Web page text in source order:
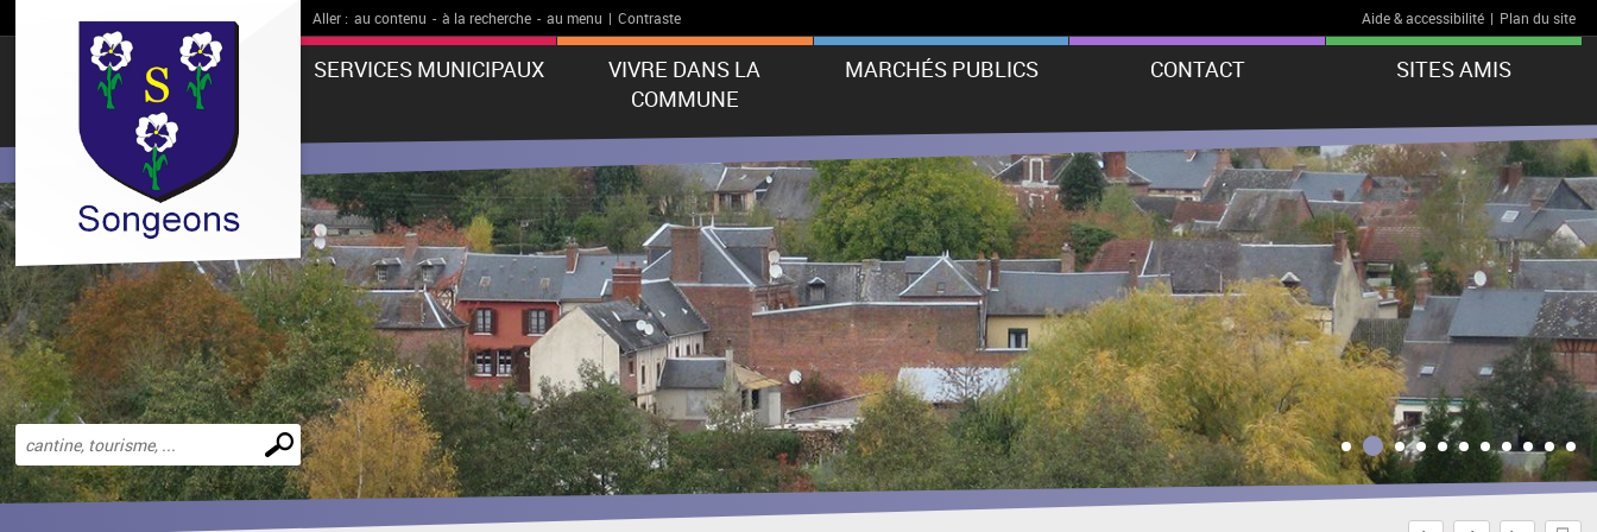
Aller : au contenu - à la recherche - au menu | Contraste Aide & accessibilité | Plan du site
SERVICES MUNICIPAUX
VIVRE DANS LA
COMMUNE
MARCHÉS PUBLICS CONTACT SITES AMIS
Effectuer
une
recherche